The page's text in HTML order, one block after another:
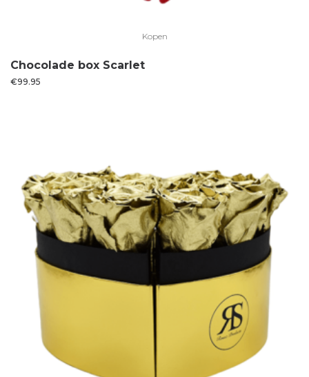
Kopen
Chocolade box Scarlet
€99.95